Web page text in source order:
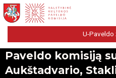
U-Paveldo
Paveldo komisiją
Aukštadvario,